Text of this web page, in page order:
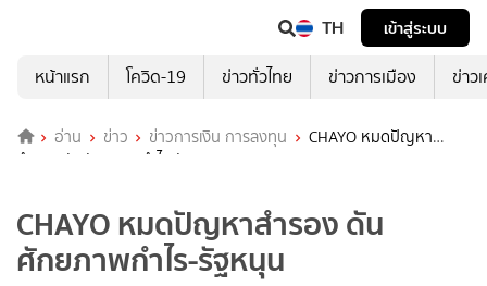
TH
เข้าสู่ระบบ
หน้าแรก
โควิด-19 ข่าวทั่วไทย ข่าวการเมือง ข่าว
อ่าน ข่าว ข่าวการเงิน การลงทุน
CHAYO หมดปัญหา
สำรอง ดันศักยภาพกำไร-รัฐหนุน
CHAYO หมดปัญหาสำรอง ดัน
ศักยภาพกำไร-รัฐหนุน